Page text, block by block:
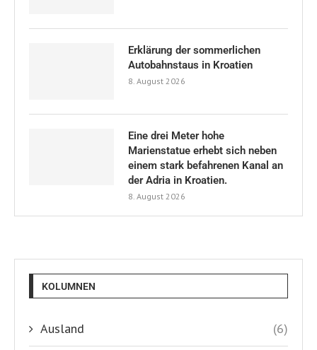
Erklärung der sommerlichen
Autobahnstaus in Kroatien
8. August 2026
Eine drei Meter hohe
Marienstatue erhebt sich neben
einem stark befahrenen Kanal an
der Adria in Kroatien.
8. August 2026
KOLUMNEN
Ausland (6)